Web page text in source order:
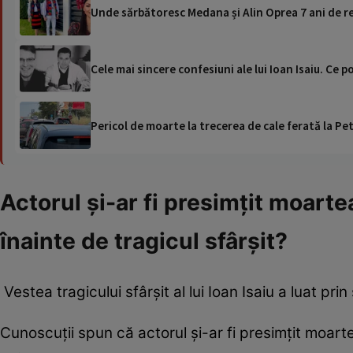
Unde sărbătoresc Medana și Alin Oprea 7 ani
Cele mai sincere confesiuni ale lui Ioan Isaiu. Ce
Pericol de moarte la trecerea de cale ferată la
Actorul și-ar fi presimțit
înainte de tragicul sfârșit?
Vestea tragicului sfârșit al lui Ioan Isaiu a luat
Cunoscuții spun că actorul și-ar fi presimțit